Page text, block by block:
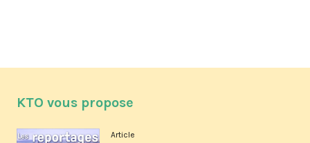
KTO vous propose
Article